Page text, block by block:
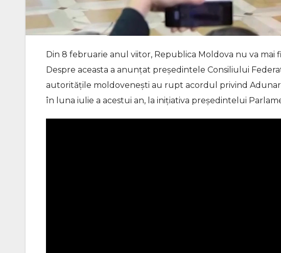
Din 8 februarie anul viitor, Republica Moldova nu va mai
Despre aceasta a anunțat președintele Consiliului
autoritățile moldovenești au rupt acordul privind
în luna iulie a acestui an, la inițiativa președintelui